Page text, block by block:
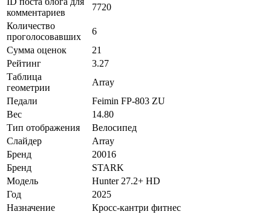
комментариев
7720
Количество
проголосовавших
6
Сумма оценок
21
Рейтинг
3.27
Таблица
геометрии
Array
Педали
Feimin FP-803 ZU
Вес
14.80
Тип отображения
Велосипед
Слайдер
Array
Бренд
20016
Бренд
STARK
Модель
Hunter 27.2+ HD
Год
2025
Назначение
Кросс-кантри фитнес